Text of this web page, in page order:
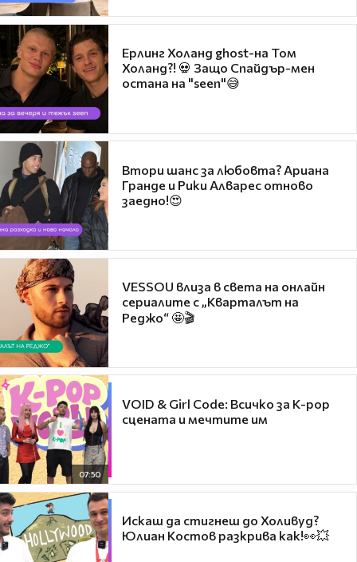
Ерлинг Холанд ghost-на Том
Холанд?! 💀 Защо Спайдър-мен
остана на "seen"😅
Втори шанс за любовта? Ариана
Гранде и Рики Алварес отново
заедно!😍
VESSOU влиза в света на онлайн
сериалите с „Кварталът на
Реджо“ 🤩🎬
07:50
VOID & Girl Code: Всичко за K-pop
сцената и мечтите им
Искаш да стигнеш до Холивуд?
Юлиан Костов разкрива как!👀💥